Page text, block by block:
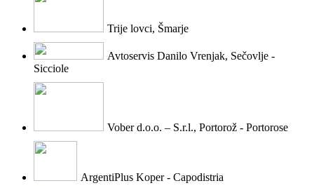
Trije lovci, Šmarje
Avtoservis Danilo Vrenjak, Sečovlje -
Sicciole
Vober d.o.o. – S.r.l., Portorož - Portorose
ArgentiPlus Koper - Capodistria